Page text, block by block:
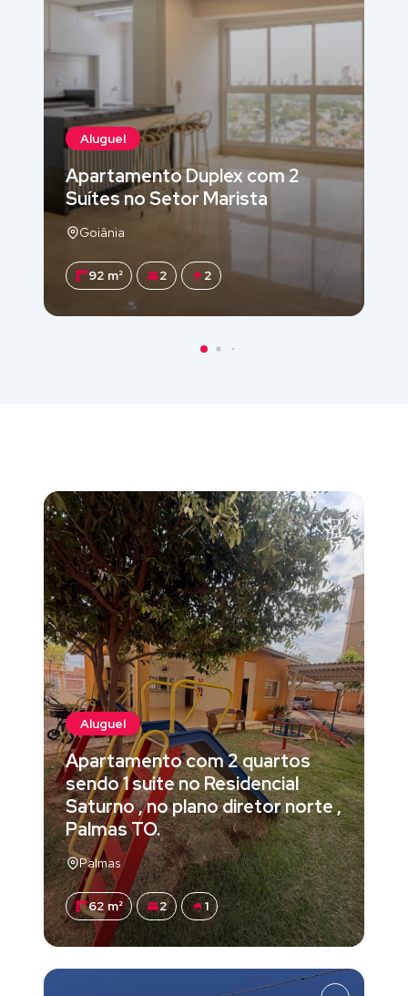
Aluguel
Apartamento Duplex com 2
Suítes no Setor Marista
Goiânia
92 m² 2 2
Aluguel
Apartamento com 2 quartos
sendo 1 suite no Residencial
Saturno , no plano diretor norte ,
Palmas TO.
Palmas
62 m² 2 1